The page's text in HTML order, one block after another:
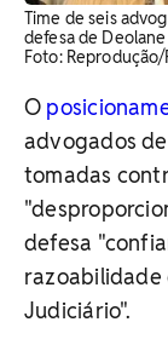
Time de seis
defesa de
Foto: Reprodução/
O
advogados
tomadas
defesa
razoabilidade
Judiciário".